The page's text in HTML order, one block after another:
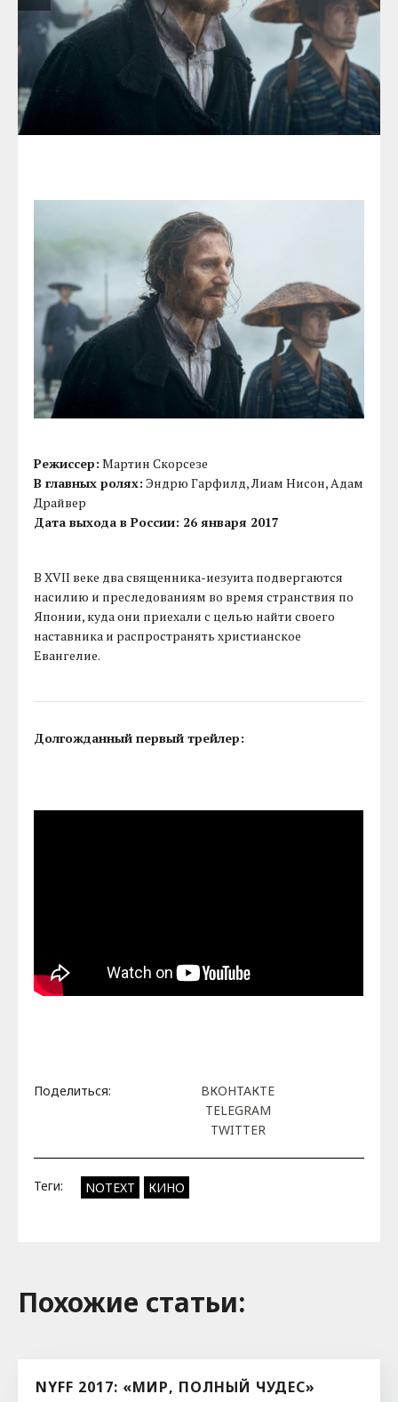
Режиссер: Мартин Скорсезе
В главных ролях: Эндрю Гарфилд, Лиам Нисон, Адам
Драйвер
Дата выхода в России: 26 января 2017
В XVII веке два священника-иезуита подвергаются
насилию и преследованиям во время странствия по
Японии, куда они приехали с целью найти своего
наставника и распространять христианское
Евангелие.
Долгожданный первый трейлер:
Поделиться:
ВКОНТАКТЕ
TELEGRAM
TWITTER
Теги: NOTEXT КИНО
Похожие cтатьи:
NYFF 2017: «МИР, ПОЛНЫЙ ЧУДЕС»